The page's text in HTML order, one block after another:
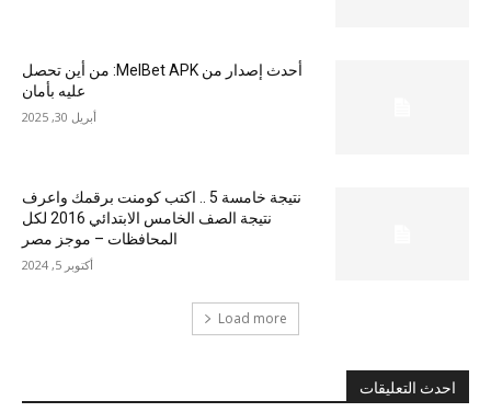
أحدث إصدار من MelBet APK: من أين تحصل
عليه بأمان
أبريل 30, 2025
نتيجة خامسة 5 .. اكتب كومنت برقمك واعرف
نتيجة الصف الخامس الابتدائي 2016 لكل
المحافظات – موجز مصر
أكتوبر 5, 2024
Load more
احدث التعليقات